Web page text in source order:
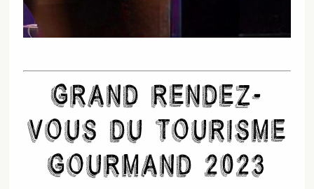
GRAND RENDEZ-
VOUS DU TOURISME
GOURMAND 2023